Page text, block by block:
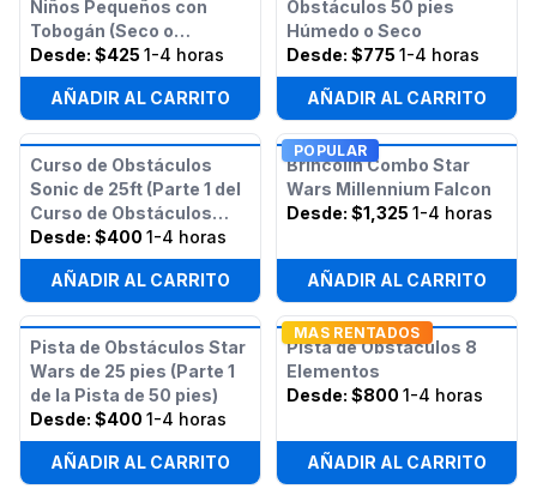
Niños Pequeños con
Tobogán (Seco o
Húmedo)
Desde: $425 1-4 horas
AÑADIR AL CARRITO
Obstáculos 50 pies
Húmedo o Seco
Desde: $775 1-4 horas
AÑADIR AL CARRITO
Curso de Obstáculos
Sonic de 25ft (Parte 1 del
Curso de Obstáculos
Sonic de 50ft)
Desde: $400 1-4 horas
AÑADIR AL CARRITO
POPULAR
Brincolín Combo Star
Wars Millennium Falcon
Desde: $1,325 1-4 horas
AÑADIR AL CARRITO
Pista de Obstáculos Star
Wars de 25 pies (Parte 1
de la Pista de 50 pies)
Desde: $400 1-4 horas
AÑADIR AL CARRITO
MAS RENTADOS
Pista de Obstáculos 8
Elementos
Desde: $800 1-4 horas
AÑADIR AL CARRITO